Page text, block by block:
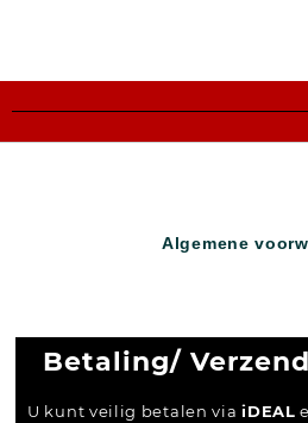
Algemene
Betaling/
U kunt veilig betalen viaiDEAL